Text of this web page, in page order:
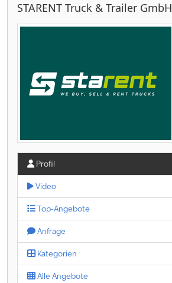
STARENT Truck & Trailer GmbH
Profil
Video
Top-Angebote
Anfrage
Kategorien
Alle Angebote